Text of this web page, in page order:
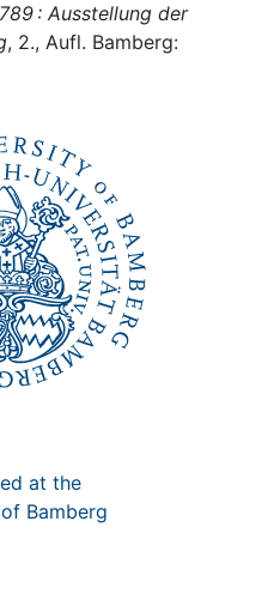
: Ausstellung der
, 2., Aufl. Bamberg:
at the
Bamberg